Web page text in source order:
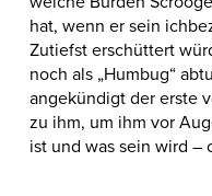
hat, wenn er sein
Zutiefst erschüttert
noch als „Humbug“
angekündigt der erste
zu ihm, um ihm vor
ist und was sein wird –